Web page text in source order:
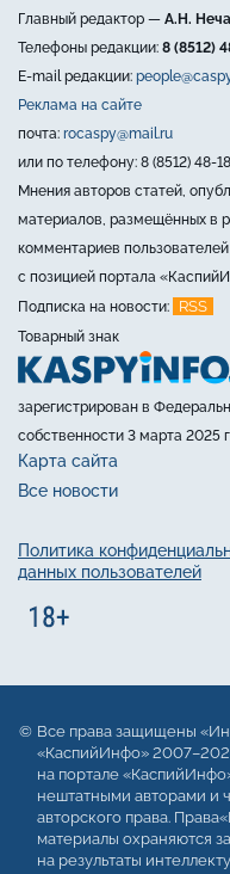
Главный редактор — А.Н.
Телефоны редакции: 8 (8512)
E-mail редакции:
Реклама на сайте
почта: rocaspy@mail.ru
или по телефону: 8 (8512) 48-
Мнения авторов статей,
материалов, размещённых в
комментариев
с позицией портала
Подписка на новости:
RSS
Товарный знак
зарегистрирован в
собственности 3 марта 2025
Карта сайта
Все новости
Политика
данных пользователей
Все права защищены
«КаспийИнфо»
на портале
нештатными авторами и
авторского права.
материалы охраняются
на результаты